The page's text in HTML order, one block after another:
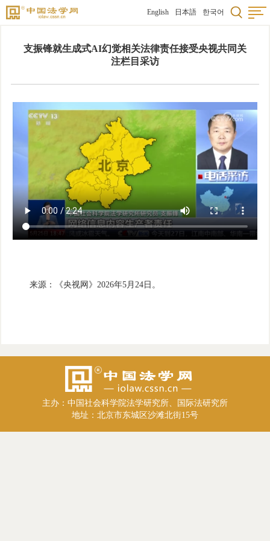
English 日本語 한국어
支振锋就生成式AI幻觉相关法律责任接受央视共同关
注栏目采访
来源：《央视网》2026年5月24日。
主办：中国社会科学院法学研究所、国际法研究所
地址：北京市东城区沙滩北街15号